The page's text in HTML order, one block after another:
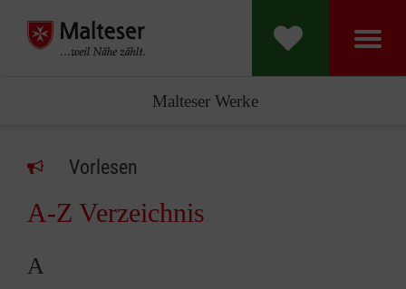
Malteser Werke
Vorlesen
A-Z Verzeichnis
A